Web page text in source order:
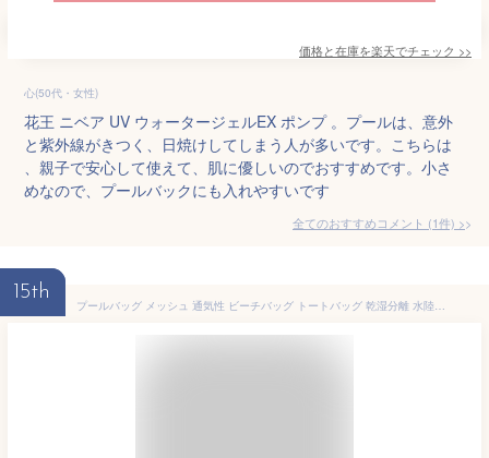
価格と在庫を楽天でチェック >>
心(50代・女性)
花王 ニベア UV ウォータージェルEX ポンプ 。プールは、意外
と紫外線がきつく、日焼けしてしまう人が多いです。こちらは
、親子で安心して使えて、肌に優しいのでおすすめです。小さ
めなので、プールバックにも入れやすいです
全てのおすすめコメント (1件) >
15th
プールバッグ メッシュ 通気性 ビーチバッグ トートバッグ 乾湿分離 水陸両用 軽量 温泉バッグ ジム お風呂 トラベルバッグ レディース ママバッグ スイミング 肩掛け 海水浴 レジャーバッグ スポーツ 防水 送料無料